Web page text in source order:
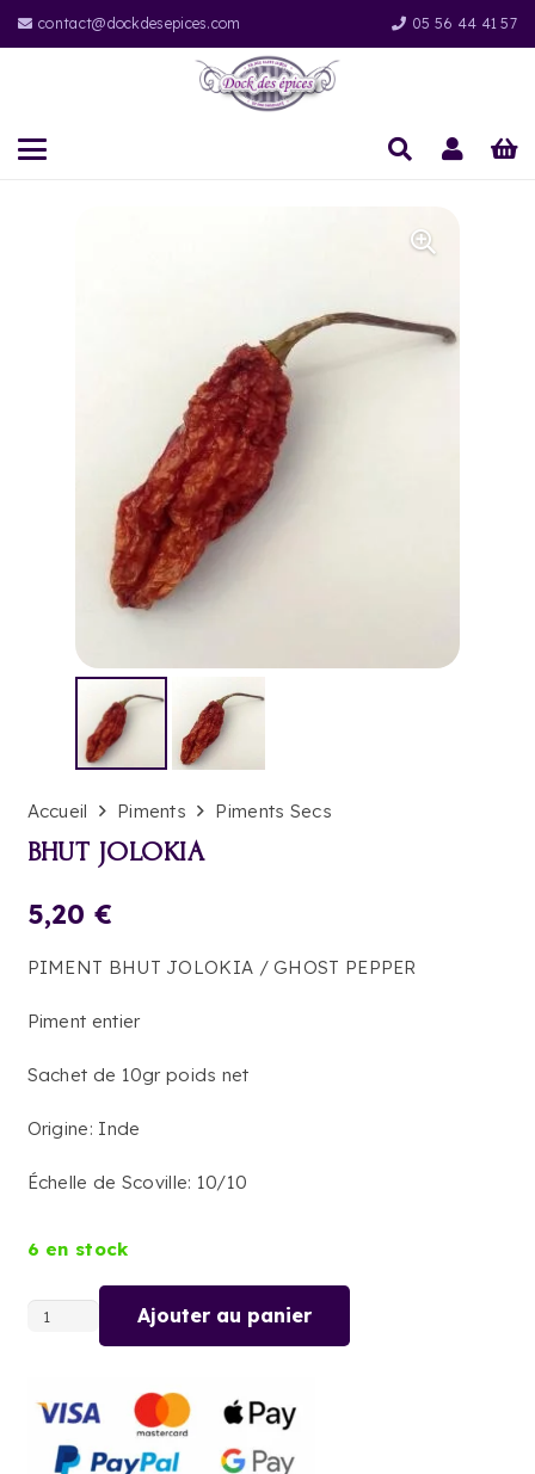
contact@dockdesepices.com 05 56 44 41 57
Accueil Piments Piments Secs
BHUT JOLOKIA
5,20 €
PIMENT BHUT JOLOKIA / GHOST PEPPER
Piment entier
Sachet de 10gr poids net
Origine: Inde
Échelle de Scoville: 10/10
6 en stock
quantité
JOLOKIA
Ajouter au panier